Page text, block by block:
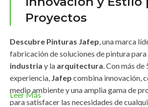
Proyectos
Descubre Pinturas Jafep, una marca
fabricación de soluciones de pintura para
industria y la arquitectura. Con más de
experiencia, Jafep combina innovación,
medio ambiente y una amplia gama de
para satisfacer las necesidades de
Leer Más